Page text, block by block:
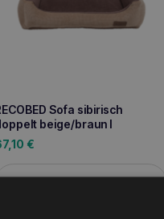
Sofa sibirisch
beige/braun l
€